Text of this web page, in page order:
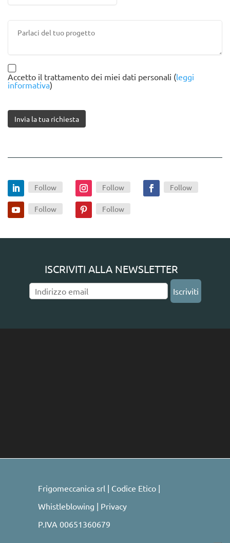
Accetto il trattamento dei miei dati personali (leggi
informativa)
Invia la tua richiesta
Follow Follow Follow
Follow Follow
ISCRIVITI ALLA NEWSLETTER
Frigomeccanica srl | Codice Etico |
Whistleblowing | Privacy
P.IVA 00651360679